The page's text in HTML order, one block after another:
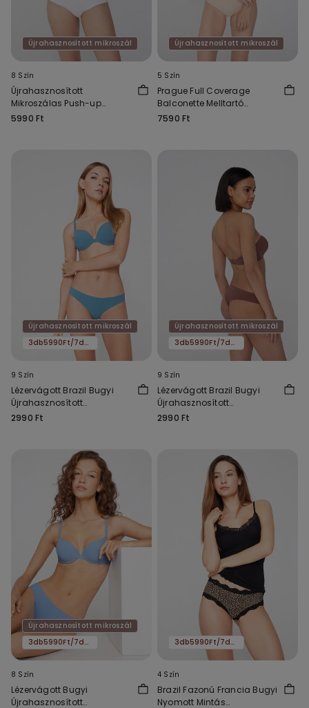
Újrahasznosított mikroszál
8 Szín
Újrahasznosított
Mikroszálas Push-up
Melltartó Athens
5990 Ft
Újrahasznosított mikroszál
5 Szín
Prague Full Coverage
Balconette Melltartó
Újrahasznosított
7590 Ft
Újrahasznosított mikroszál
3db5990Ft/7db11590Ft
9 Szín
Lézervágott Brazil Bugyi
Újrahasznosított
Mikroszálas Anyagból
2990 Ft
Újrahasznosított mikroszál
3db5990Ft/7db11590Ft
9 Szín
Lézervágott Brazil Bugyi
Újrahasznosított
Mikroszálas Anyagból
2990 Ft
Újrahasznosított mikroszál
3db5990Ft/7db11590Ft
8 Szín
Lézervágott Bugyi
Újrahasznosított
3db5990Ft/7db11590Ft
4 Szín
Brazil Fazonú Francia Bugyi
Nyomott Mintás